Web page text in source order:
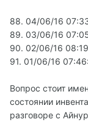
88. 04/06/16
89. 03/06/16
90. 02/06/16
91. 01/06/16
Вопрос стоит
состоянии
разговоре с